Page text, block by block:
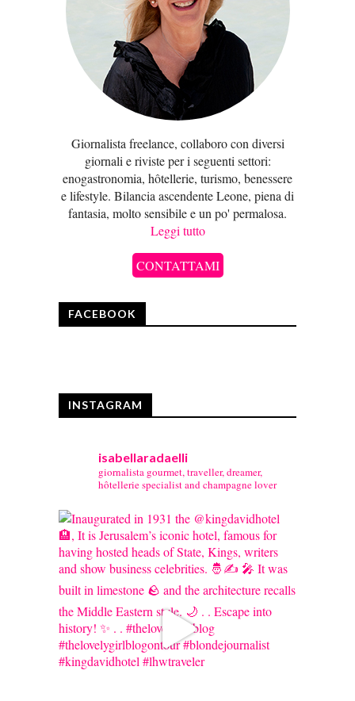
Giornalista freelance, collaboro con diversi
giornali e riviste per i seguenti settori:
enogastronomia, hôtellerie, turismo, benessere
e lifestyle. Bilancia ascendente Leone, piena di
fantasia, molto sensibile e un po' permalosa.
Leggi tutto
CONTATTAMI
FACEBOOK
INSTAGRAM
isabellaradaelli
giornalista gourmet, traveller, dreamer,
hôtellerie specialist and champagne lover